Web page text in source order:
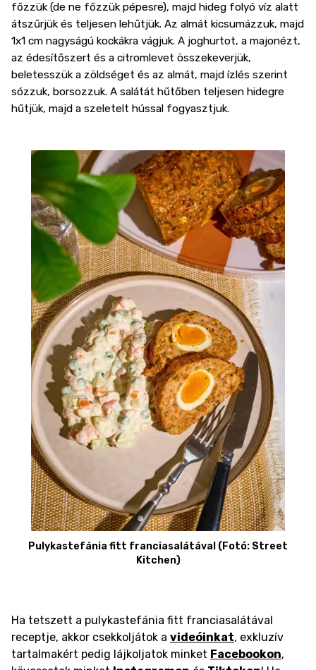
főzzük (de ne főzzük pépesre), majd hideg folyó víz alatt
átszűrjük és teljesen lehűtjük. Az almát kicsumázzuk, majd
1x1 cm nagyságú kockákra vágjuk. A joghurtot, a majonézt,
az édesítőszert és a citromlevet összekeverjük,
beletesszük a zöldséget és az almát, majd ízlés szerint
sózzuk, borsozzuk. A salátát hűtőben teljesen hidegre
hűtjük, majd a szeletelt hússal fogyasztjuk.
Pulykastefánia fitt franciasalátával (Fotó: Street
Kitchen)
Ha tetszett a pulykastefánia fitt franciasalátával
receptje, akkor csekkoljátok a videóinkat, exkluzív
tartalmakért pedig lájkoljatok minket Facebookon,